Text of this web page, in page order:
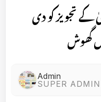
کے تجویز کو دی
گھوش
Admin
SUPER ADMIN